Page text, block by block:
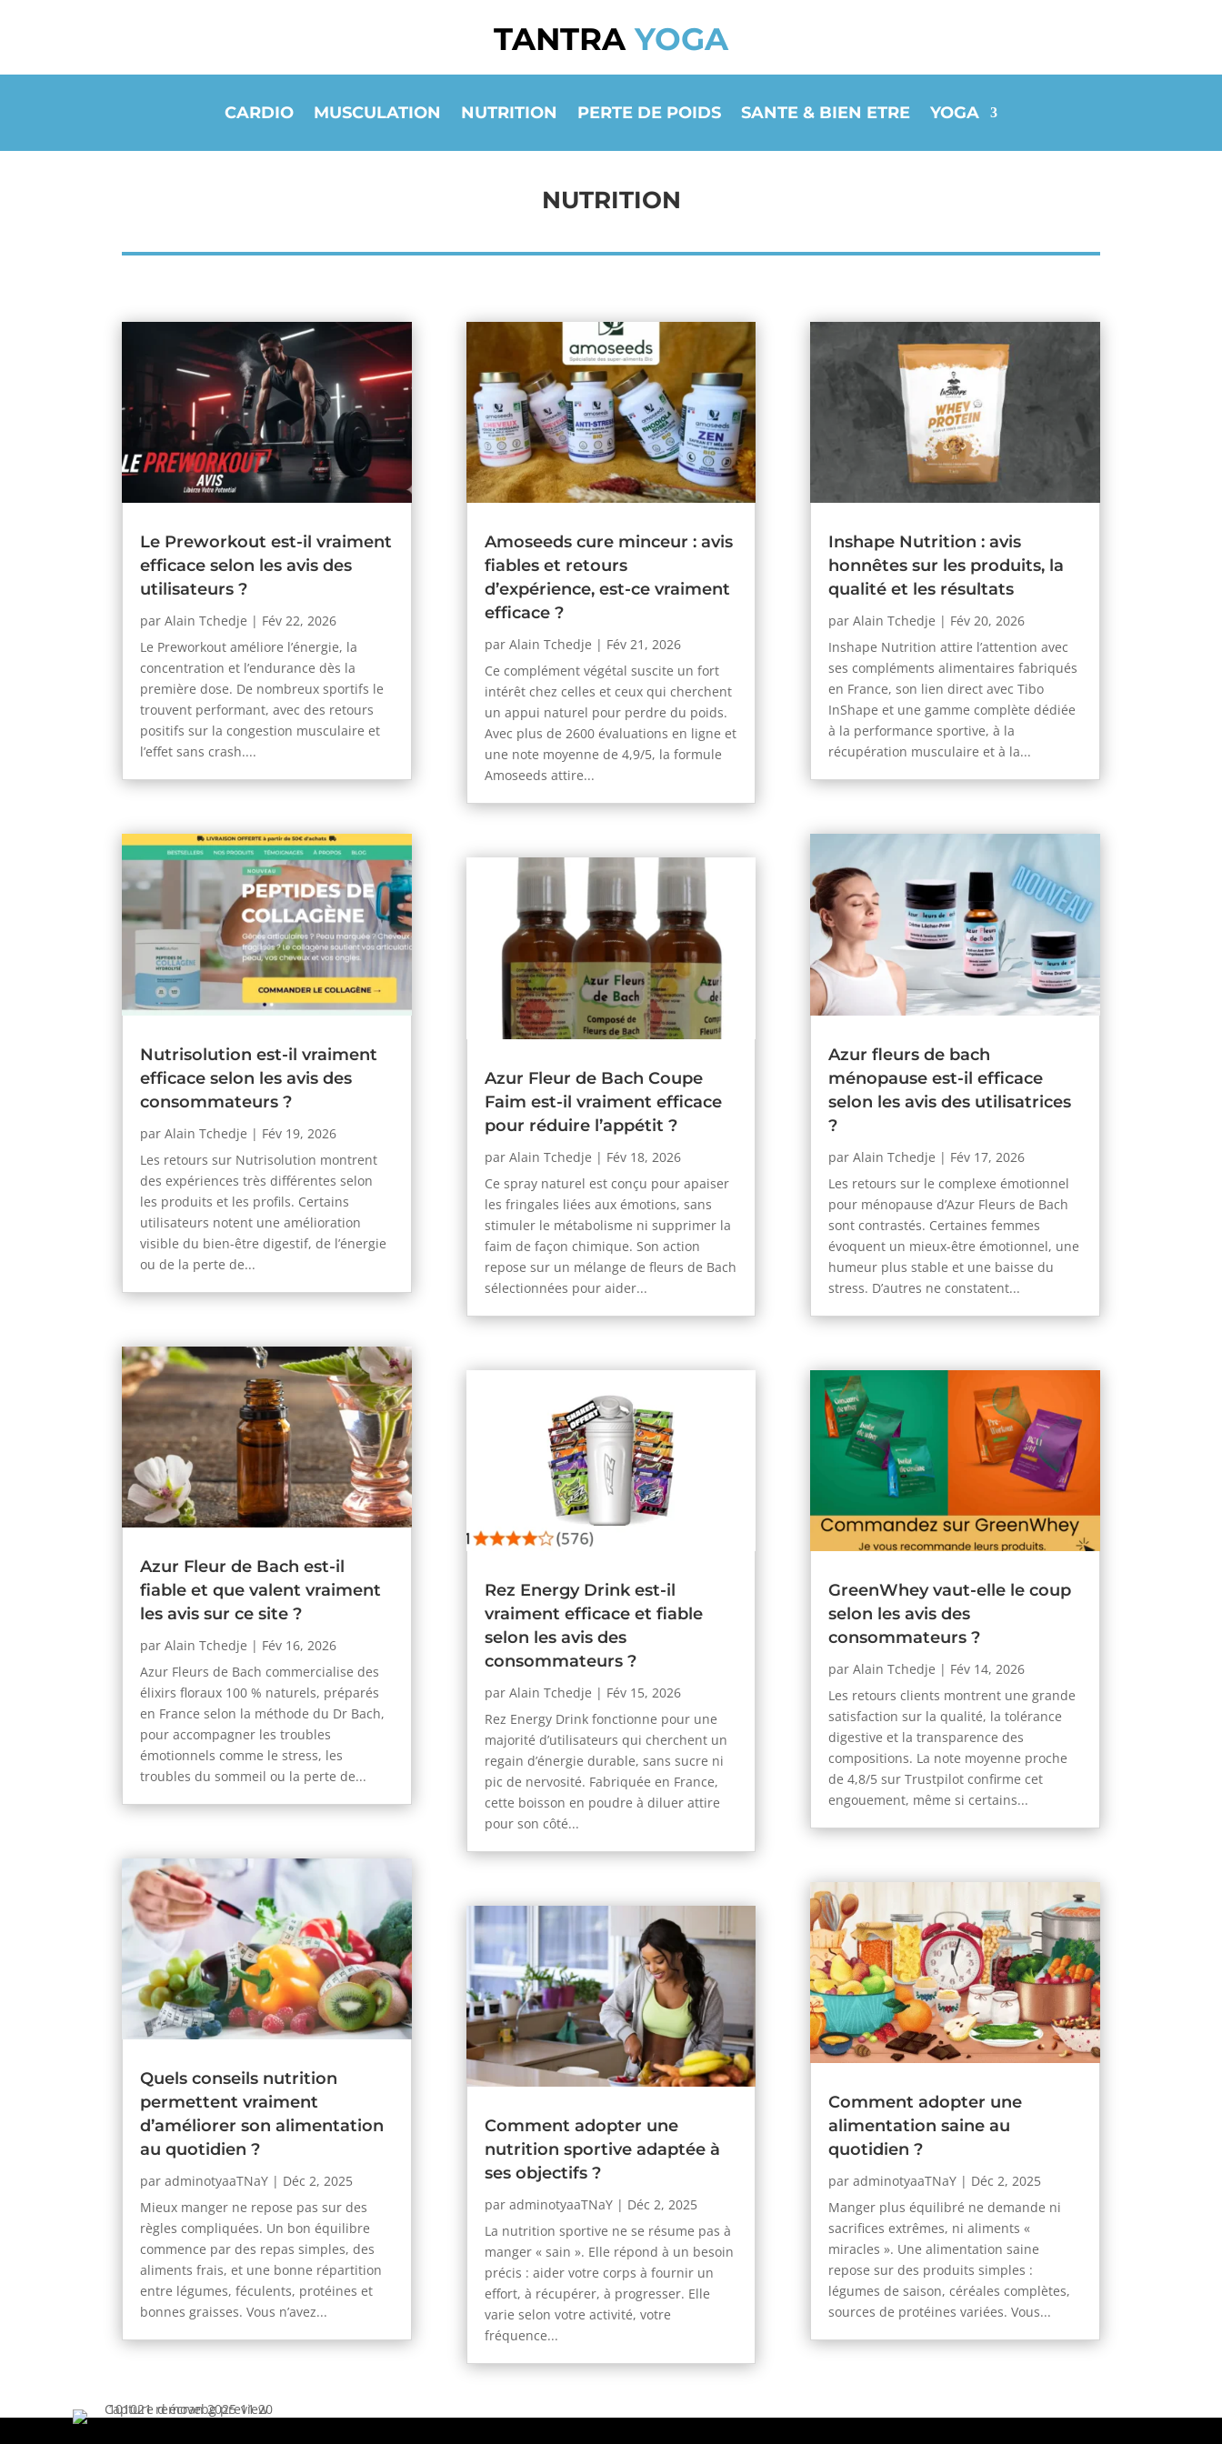
TANTRAYOGA
CARDIO MUSCULATION NUTRITION PERTE DE POIDS SANTE & BIEN ETRE YOGA
NUTRITION
Le Preworkout est-il vraiment
efficace selon les avis des
utilisateurs ?
parAlain Tchedje | Fév 22, 2026
Le Preworkout améliore l’énergie, la
concentration et l’endurance dès la
première dose. De nombreux sportifs le
trouvent performant, avec des retours
positifs sur la congestion musculaire et
l’effet sans crash....
Nutrisolution est-il vraiment
efficace selon les avis des
consommateurs ?
parAlain Tchedje | Fév 19, 2026
Les retours sur Nutrisolution montrent
des expériences très différentes selon
les produits et les profils. Certains
utilisateurs notent une amélioration
visible du bien-être digestif, de l’énergie
ou de la perte de...
Azur Fleur de Bach est-il
fiable et que valent vraiment
les avis sur ce site ?
parAlain Tchedje | Fév 16, 2026
Azur Fleurs de Bach commercialise des
élixirs floraux 100 % naturels, préparés
en France selon la méthode du Dr Bach,
pour accompagner les troubles
émotionnels comme le stress, les
troubles du sommeil ou la perte de...
Quels conseils nutrition
permettent vraiment
d’améliorer son alimentation
au quotidien ?
paradminotyaaTNaY | Déc 2, 2025
Mieux manger ne repose pas sur des
règles compliquées. Un bon équilibre
commence par des repas simples, des
aliments frais, et une bonne répartition
entre légumes, féculents, protéines et
bonnes graisses. Vous n’avez...
Amoseeds cure minceur : avis
fiables et retours
d’expérience, est-ce vraiment
efficace ?
par Alain Tchedje | Fév 21, 2026
Ce complément végétal suscite un fort
intérêt chez celles et ceux qui cherchent
un appui naturel pour perdre du poids.
Avec plus de 2600 évaluations en ligne et
une note moyenne de 4,9/5, la formule
Amoseeds attire...
Azur Fleur de Bach Coupe
Faim est-il vraiment efficace
pour réduire l’appétit ?
par Alain Tchedje | Fév 18, 2026
Ce spray naturel est conçu pour apaiser
les fringales liées aux émotions, sans
stimuler le métabolisme ni supprimer la
faim de façon chimique. Son action
repose sur un mélange de fleurs de Bach
sélectionnées pour aider...
Rez Energy Drink est-il
vraiment efficace et fiable
selon les avis des
consommateurs ?
par Alain Tchedje | Fév 15, 2026
Rez Energy Drink fonctionne pour une
majorité d’utilisateurs qui cherchent un
regain d’énergie durable, sans sucre ni
pic de nervosité. Fabriquée en France,
cette boisson en poudre à diluer attire
pour son côté...
Comment adopter une
nutrition sportive adaptée à
ses objectifs ?
par adminotyaaTNaY| Déc 2, 2025
La nutrition sportive ne se résume pas à
manger « sain ». Elle répond à un besoin
précis : aider votre corps à fournir un
effort, à récupérer, à progresser. Elle
varie selon votre activité, votre
fréquence...
Inshape Nutrition : avis
honnêtes sur les produits, la
qualité et les résultats
par Alain Tchedje | Fév 20, 2026
Inshape Nutrition attire l’attention avec
ses compléments alimentaires fabriqués
en France, son lien direct avec Tibo
InShape et une gamme complète dédiée
à la performance sportive, à la
récupération musculaire et à la...
Azur fleurs de bach
ménopause est-il efficace
selon les avis des utilisatrices
?
par Alain Tchedje | Fév 17, 2026
Les retours sur le complexe émotionnel
pour ménopause d’Azur Fleurs de Bach
sont contrastés. Certaines femmes
évoquent un mieux-être émotionnel, une
humeur plus stable et une baisse du
stress. D’autres ne constatent...
GreenWhey vaut-elle le coup
selon les avis des
consommateurs ?
par Alain Tchedje | Fév 14, 2026
Les retours clients montrent une grande
satisfaction sur la qualité, la tolérance
digestive et la transparence des
compositions. La note moyenne proche
de 4,8/5 sur Trustpilot confirme cet
engouement, même si certains...
Comment adopter une
alimentation saine au
quotidien ?
par adminotyaaTNaY| Déc 2, 2025
Manger plus équilibré ne demande ni
sacrifices extrêmes, ni aliments «
miracles ». Une alimentation saine
repose sur des produits simples :
légumes de saison, céréales complètes,
sources de protéines variées. Vous...